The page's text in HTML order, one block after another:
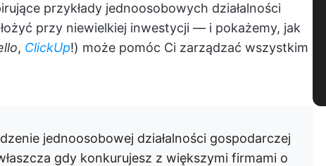
przykłady jednoosobowych działalności
przy niewielkiej inwestycji — i pokażemy, jak
, ClickUp!) może pomóc Ci zarządzać wszystkim
jednoosobowej działalności gospodarczej
gdy konkurujesz z większymi firmami o